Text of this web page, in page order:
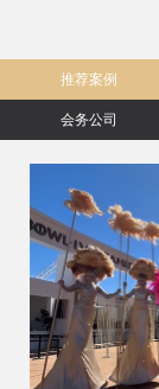
推荐案例
会务公司